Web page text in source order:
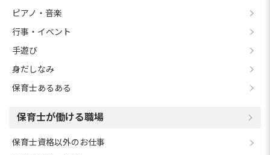
ピアノ・音楽
行事・イベント
手遊び
身だしなみ
保育士あるある
保育士が働ける職場
保育士資格以外のお仕事